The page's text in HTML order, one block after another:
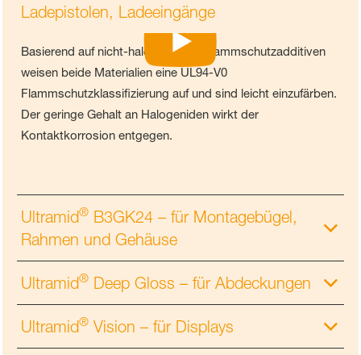
Ladepistolen, Ladeeingänge
Basierend auf nicht-halogenierten Flammschutzadditiven
weisen beide Materialien eine UL94-V0
Flammschutzklassifizierung auf und sind leicht einzufärben.
Der geringe Gehalt an Halogeniden wirkt der
Kontaktkorrosion entgegen.
Ultramid® B3GK24 – für Montagebügel,
Rahmen und Gehäuse
Ultramid® Deep Gloss – für Abdeckungen
Ultramid® Vision – für Displays